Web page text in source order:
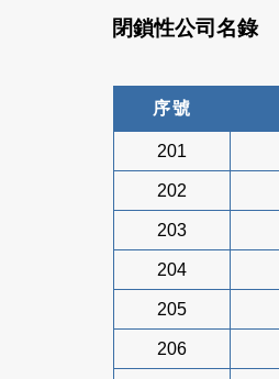
閉鎖性公司名錄
序號
201
202
203
204
205
206